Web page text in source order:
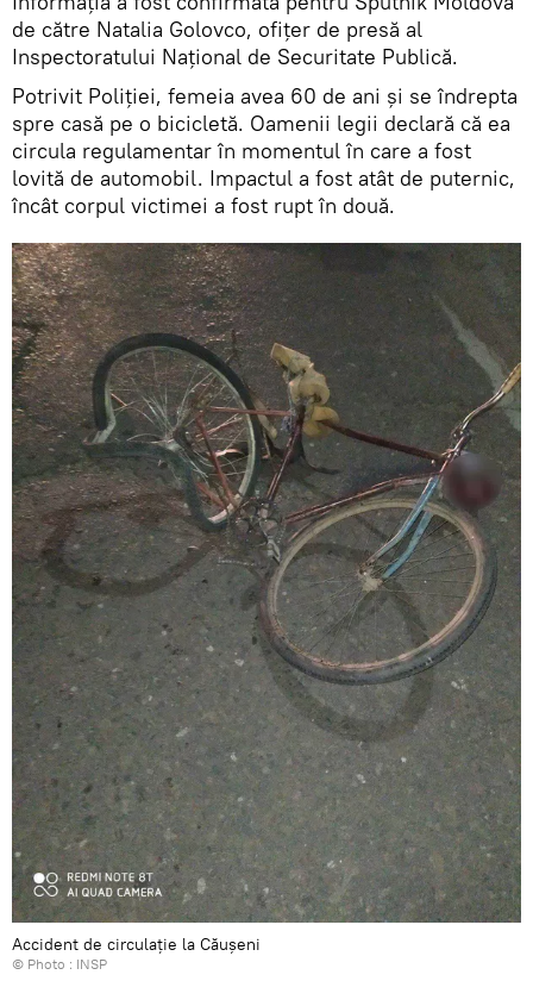
de către Natalia Golovco, ofiţer de presă al
Inspectoratului Național de Securitate Publică.
Potrivit Poliției, femeia avea 60 de ani şi se îndrepta
spre casă pe o bicicletă. Oamenii legii declară că ea
circula regulamentar în momentul în care a fost
lovită de automobil. Impactul a fost atât de puternic,
încât corpul victimei a fost rupt în două.
Accident de circulație la Căușeni
© Photo : INSP